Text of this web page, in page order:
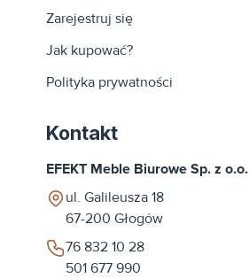
Zarejestruj się
Jak kupować?
Polityka prywatności
Kontakt
EFEKT Meble Biurowe Sp. z o.o.
ul. Galileusza 18
67-200 Głogów
76 832 10 28
501 677 990